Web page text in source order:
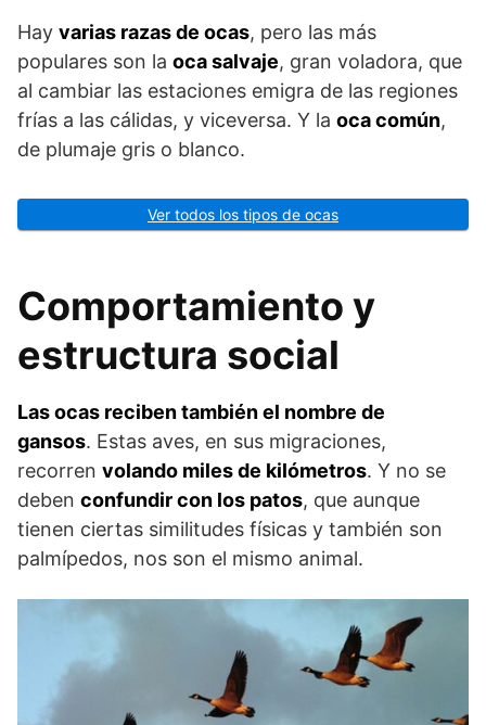
Hay varias razas de ocas, pero las más
populares son la oca salvaje, gran voladora, que
al cambiar las estaciones emigra de las regiones
frías a las cálidas, y viceversa. Y la oca común,
de plumaje gris o blanco.
Ver todos los tipos de ocas
Comportamiento y
estructura social
Las ocas reciben también el nombre de
gansos. Estas aves, en sus migraciones,
recorren volando miles de kilómetros. Y no se
deben confundir con los patos, que aunque
tienen ciertas similitudes físicas y también son
palmípedos, nos son el mismo animal.